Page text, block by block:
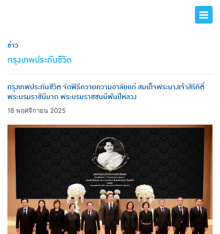
ข่าว
กรุงเทพประกันชีวิต
กรุงเทพประกันชีวิต จัดพิธีถวายความอาลัยแด่ สมเด็จพระนางเจ้าสิริกิติ์
พระบรมราชินีนาถ พระบรมราชชนนีพันปีหลวง
18 พฤศจิกายน 2025